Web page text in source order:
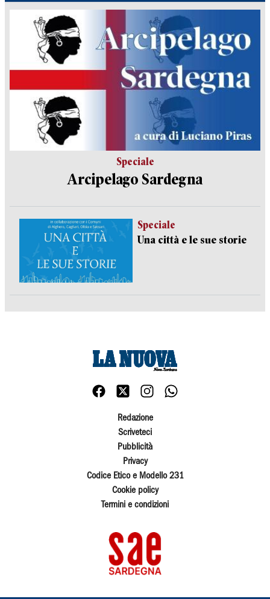
Speciale
Arcipelago Sardegna
Speciale
Una città e le sue storie
Redazione
Scriveteci
Pubblicità
Privacy
Codice Etico e Modello 231
Cookie policy
Termini e condizioni